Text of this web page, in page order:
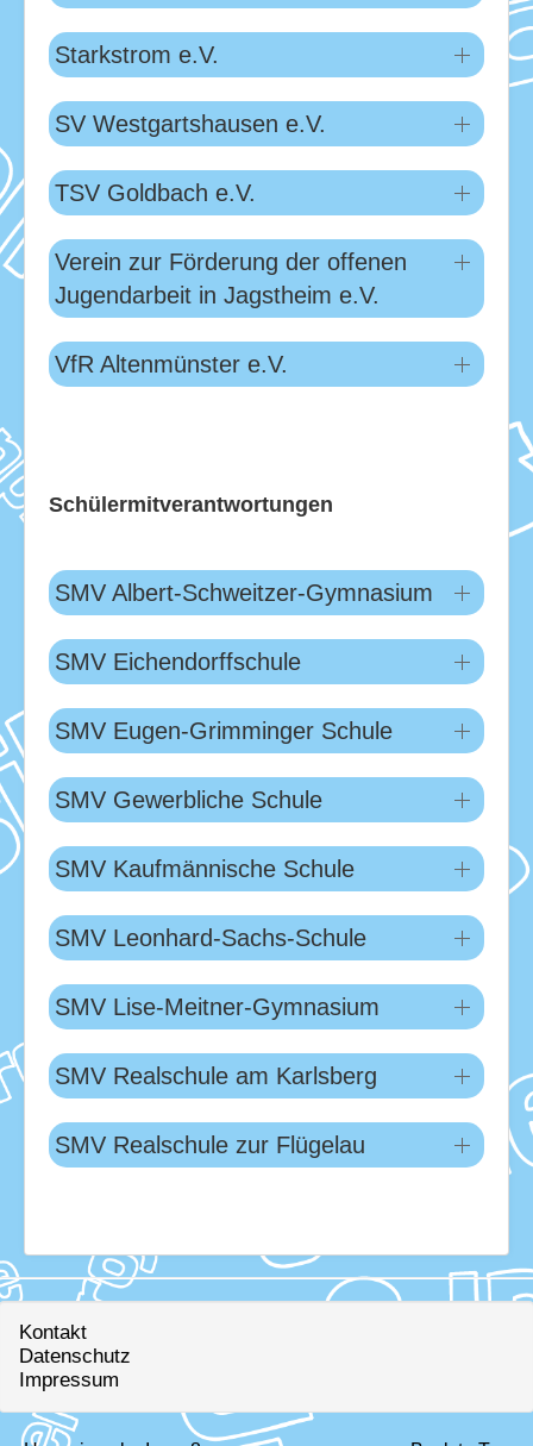
Starkstrom e.V.
SV Westgartshausen e.V.
TSV Goldbach e.V.
Verein zur Förderung der offenen
Jugendarbeit in Jagstheim e.V.
VfR Altenmünster e.V.
Schülermitverantwortungen
SMV Albert-Schweitzer-Gymnasium
SMV Eichendorffschule
SMV Eugen-Grimminger Schule
SMV Gewerbliche Schule
SMV Kaufmännische Schule
SMV Leonhard-Sachs-Schule
SMV Lise-Meitner-Gymnasium
SMV Realschule am Karlsberg
SMV Realschule zur Flügelau
Kontakt
Datenschutz
Impressum